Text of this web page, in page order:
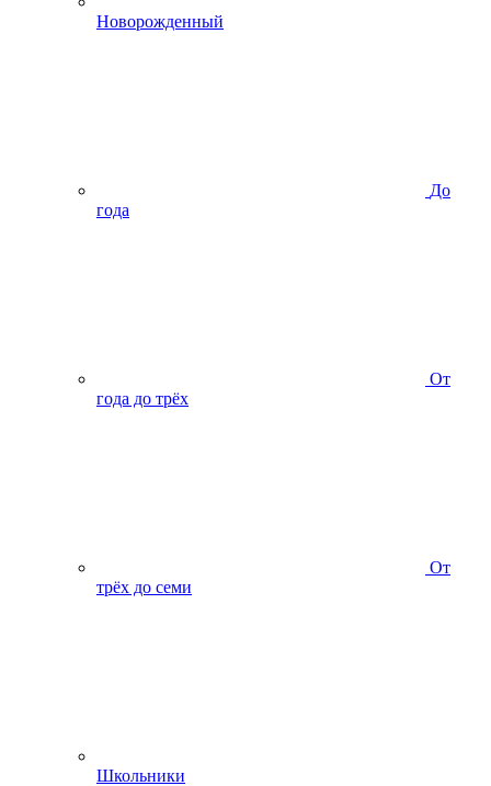
Новорожденный
До
года
От
года до трёх
От
трёх до семи
Школьники